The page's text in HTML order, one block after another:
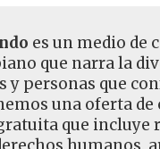
es un medio de
que narra la
personas que
una oferta
que incluye
humanos,